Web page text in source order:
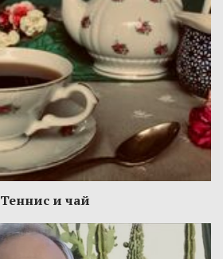
Теннис и чай